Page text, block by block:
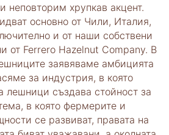
неповторим хрупкав акцент.
основно от Чили, Италия,
и от наши собствени
от Ferrero Hazelnut Company. В
заявяваме амбицията
за индустрия, в която
лешници създава стойност за
в която фермерите и
се развиват, правата на